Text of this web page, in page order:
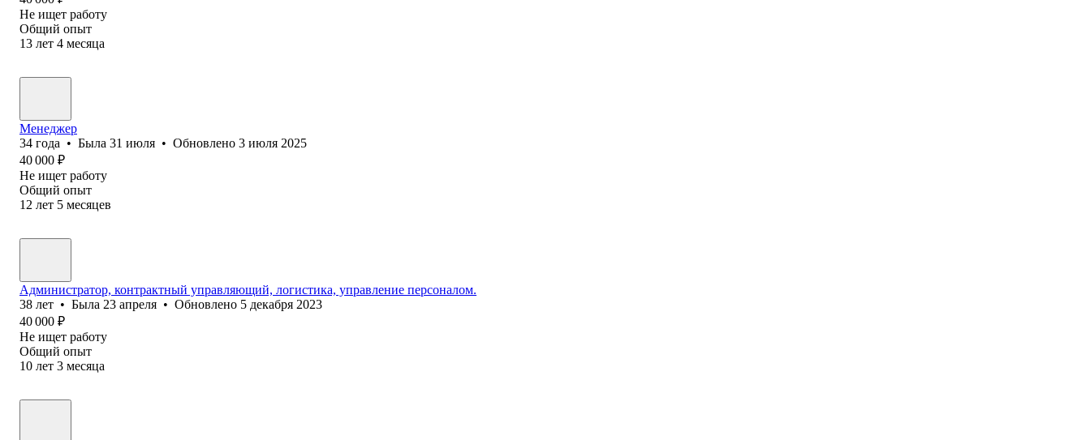
Не ищет работу
Общий опыт
13 лет 4 месяца
Менеджер
34 года • Была 31 июля • Обновлено 3 июля 2025
40 000 ₽
Не ищет работу
Общий опыт
12 лет 5 месяцев
Администратор, контрактный управляющий, логистика, управление персоналом.
38 лет • Была 23 апреля • Обновлено 5 декабря 2023
40 000 ₽
Не ищет работу
Общий опыт
10 лет 3 месяца